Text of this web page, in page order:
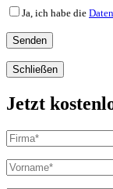
Ja, ich habe die
Schließen
Jetzt